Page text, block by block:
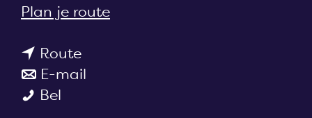
Plan je routen
Routen
a
E-mail
Bel